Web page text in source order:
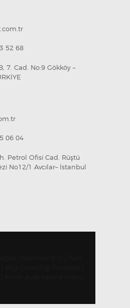
52 68
7. Cad. No:9 Gökköy –
06 04
Petrol Ofisi Cad. Rüştü
No12/1 Avcılar– İstanbul